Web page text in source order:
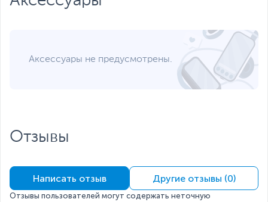
Срок гарантии (мес.)
пожалуйста, выделите текст с ошибкой и нажмите Ctrl+Enter.
Xарактеристики, комплект поставки и внешний вид данного товара
могут отличаться от указанных или могут быть изменены
производителем без отражения в каталоге интернет-магазина.
Аксессуары не предусмотрены.
Отзывы
Написать отзыв Другие отзывы (0)
Отзывы пользователей могут содержать неточную